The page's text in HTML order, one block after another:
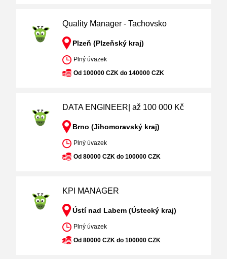
Quality Manager - Tachovsko
Plzeň (Plzeňský kraj)
Plný úvazek
Od 100000 CZK do 140000 CZK
DATA ENGINEER| až 100 000 Kč
Brno (Jihomoravský kraj)
Plný úvazek
Od 80000 CZK do 100000 CZK
KPI MANAGER
Ústí nad Labem (Ústecký kraj)
Plný úvazek
Od 80000 CZK do 100000 CZK